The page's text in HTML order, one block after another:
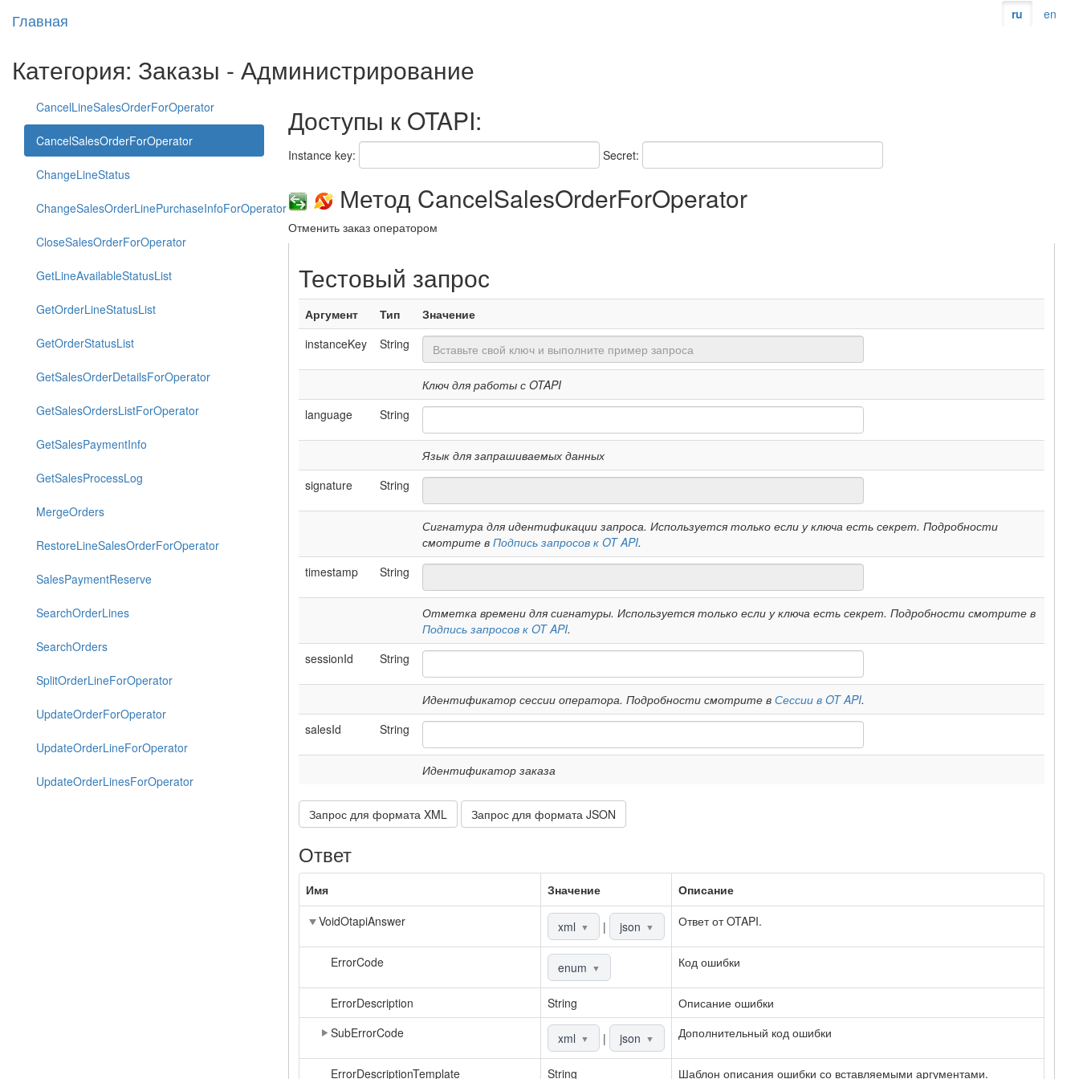
Главная en
ru
Категория: Заказы - Администрирование
CancelLineSalesOrderForOperator
CancelSalesOrderForOperator
ChangeLineStatus
ChangeSalesOrderLinePurchaseInfoForOperator
CloseSalesOrderForOperator
GetLineAvailableStatusList
GetOrderLineStatusList
GetOrderStatusList
GetSalesOrderDetailsForOperator
GetSalesOrdersListForOperator
GetSalesPaymentInfo
GetSalesProcessLog
MergeOrders
RestoreLineSalesOrderForOperator
SalesPaymentReserve
SearchOrderLines
SearchOrders
SplitOrderLineForOperator
UpdateOrderForOperator
UpdateOrderLineForOperator
UpdateOrderLinesForOperator
Доступы к OTAPI:
Instance key: Secret:
Метод CancelSalesOrderForOperator
Отменить заказ оператором
Тестовый запрос
Аргумент Тип
Значение
instanceKey
String
Ключ для работы с OTAPI
language
String
Язык для запрашиваемых данных
signature
String
Сигнатура для идентификации запроса. Используется только если у ключа есть секрет. Подробности
смотрите в Подпись запросов к OT API.
timestamp
String
Отметка времени для сигнатуры. Используется только если у ключа есть секрет. Подробности смотрите в
Подпись запросов к OT API.
sessionId
String
Идентификатор сессии оператора. Подробности смотрите в Сессии в OT API.
salesId
String
Идентификатор заказа
Запрос для формата XML Запрос для формата JSON
Ответ
Имя Значение
Описание
VoidOtapiAnswer
xml ▼ | json ▼ Ответ от OTAPI.
ErrorCode enum ▼ Код ошибки
ErrorDescription String
Описание ошибки
SubErrorCode
xml ▼ | json ▼ Дополнительный код ошибки
ErrorDescriptionTemplate String Шаблон описания ошибки со вставляемыми аргументами.